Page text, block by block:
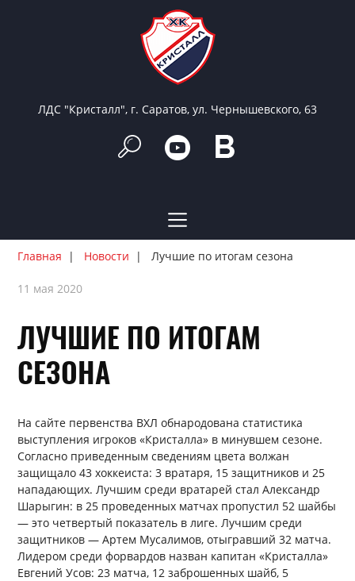
ЛДС "Кристалл", г. Саратов, ул. Чернышевского, 63
Главная Новости Лучшие по итогам сезона
11 мая 2020
ЛУЧШИЕ ПО ИТОГАМ
СЕЗОНА
На сайте первенства ВХЛ обнародована статистика
выступления игроков «Кристалла» в минувшем сезоне.
Согласно приведенным сведениям цвета волжан
защищало 43 хоккеиста: 3 вратаря, 15 защитников и 25
нападающих. Лучшим среди вратарей стал Александр
Шарыгин: в 25 проведенных матчах пропустил 52 шайбы
— это четвертый показатель в лиге. Лучшим среди
защитников — Артем Мусалимов, отыгравший 32 матча.
Лидером среди форвардов назван капитан «Кристалла»
Евгений Усов: 23 матча, 12 заброшенных шайб, 5